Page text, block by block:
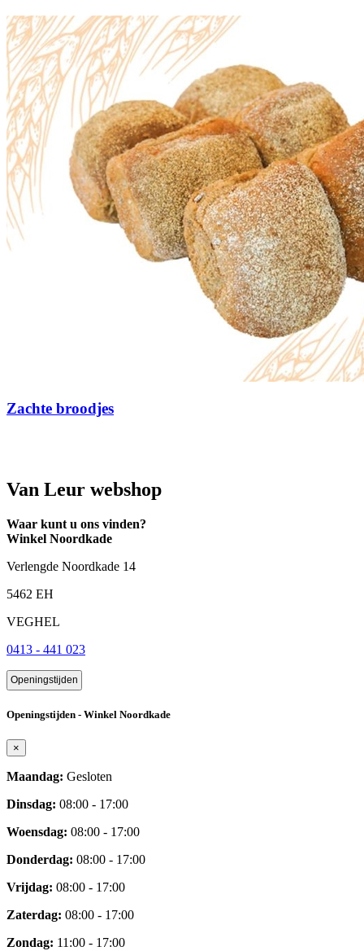
Zachte broodjes
Van Leur webshop
Waar kunt u ons vinden?
Winkel Noordkade
Verlengde Noordkade 14
5462 EH
VEGHEL
0413 - 441 023
Openingstijden
Openingstijden - Winkel Noordkade
×
Maandag: Gesloten
Dinsdag: 08:00 - 17:00
Woensdag: 08:00 - 17:00
Donderdag: 08:00 - 17:00
Vrijdag: 08:00 - 17:00
Zaterdag: 08:00 - 17:00
Zondag: 11:00 - 17:00